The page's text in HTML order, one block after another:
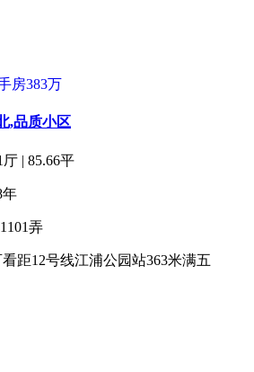
,品质小区
厅 | 85.66平
年
弄
看距12号线江浦公园站363米满五